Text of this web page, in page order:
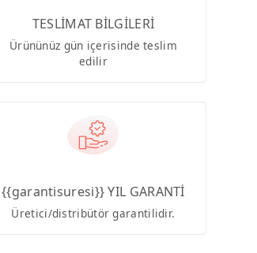
TESLİMAT BİLGİLERİ
Ürününüz gün içerisinde teslim
edilir
{{garantisuresi}} YIL GARANTİ
Üretici/distribütör garantilidir.